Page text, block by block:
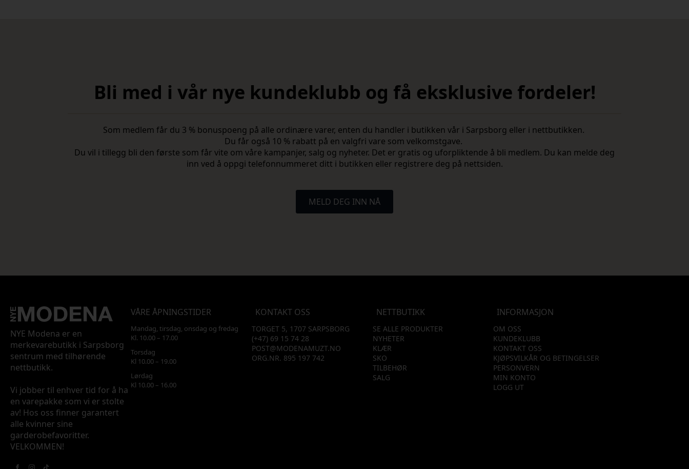
Bli med i vår nye kundeklubb og få eksklusive fordeler!
Som medlem får du 3 % bonuspoeng på alle ordinære varer, enten du handler i butikken vår i Sarpsborg eller i nettbutikken.
Du får også 10 % rabatt på en valgfri vare som velkomstgave.
Du vil i tillegg bli den første som får vite om våre kampanjer, salg og nyheter. Det er gratis og uforpliktende å bli medlem. Du kan melde deg
inn ved å oppgi telefonnummeret ditt i butikken eller registrere deg på nettsiden.
MELD DEG INN NÅ
NYE Modena er en
merkevarebutikk i Sarpsborg
sentrum med tilhørende
nettbutikk.
Vi jobber til enhver tid for å ha
en varepakke som vi er stolte
av! Hos oss finner garantert
alle kvinner sine
garderobefavoritter.
VELKOMMEN!
VÅRE ÅPNINGSTIDER
Mandag, tirsdag, onsdag og fredag
Kl. 10.00 – 17.00
Torsdag
Kl 10.00 – 19.00
Lørdag
Kl 10.00 – 16.00
KONTAKT OSS
TORGET 5, 1707 SARPSBORG
(+47) 69 15 74 28
POST@MODENAMUZT.NO
ORG.NR. 895 197 742
NETTBUTIKK
SE ALLE PRODUKTER
NYHETER
KLÆR
SKO
TILBEHØR
SALG
INFORMASJON
OM OSS
KUNDEKLUBB
KONTAKT OSS
KJØPSVILKÅR OG BETINGELSER
PERSONVERN
MIN KONTO
LOGG UT